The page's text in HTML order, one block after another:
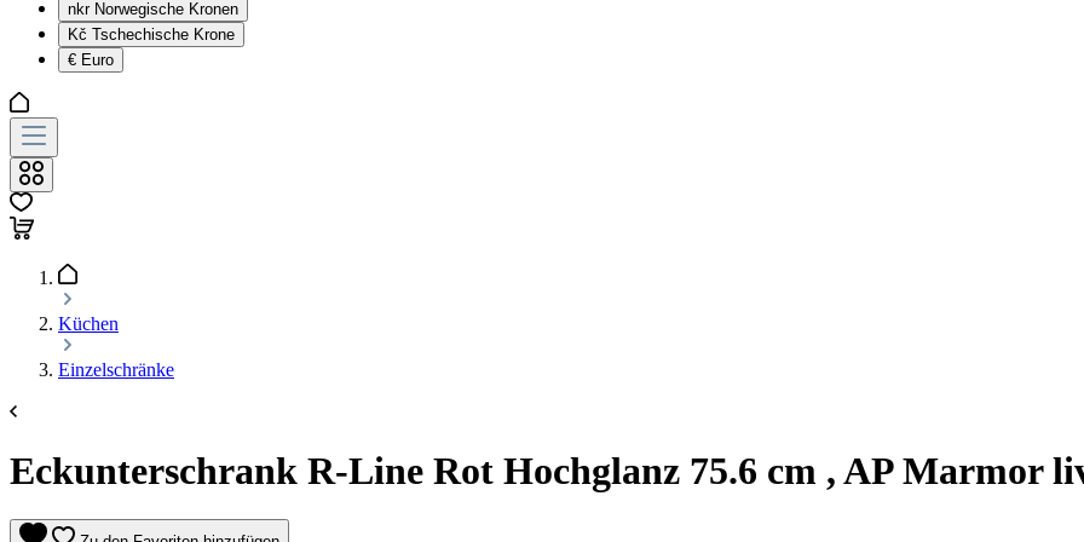
nkr Norwegische Kronen
Kč Tschechische Krone
€ Euro
Küchen
Einzelschränke
Eckunterschrank R-Line Rot Hochglanz 75.6 cm , AP Marmor